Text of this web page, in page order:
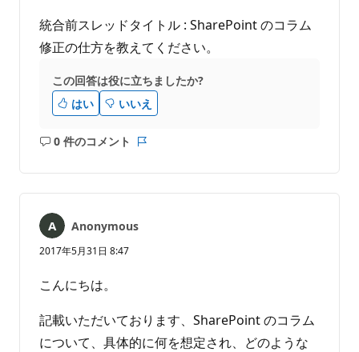
統合前スレッドタイトル : SharePoint のコラム
修正の仕方を教えてください。
この回答は役に立ちましたか?
はい
いいえ
0 件のコメント
コ
ト
あ
り
せ
レ
ト
Anonymous
2017年5月31日 8:47
こんにちは。
記載いただいております、SharePoint のコラム
について、具体的に何を想定され、どのような